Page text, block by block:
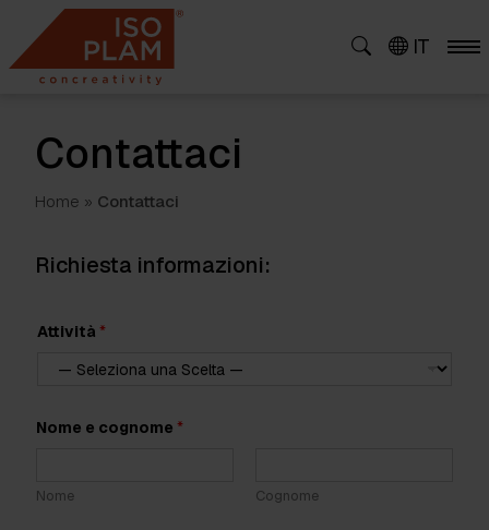
content
IT
Contattaci
Home » Contattaci
Richiesta informazioni:
Attività *
o
t
Nome e cognome *
Nome Cognome